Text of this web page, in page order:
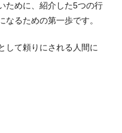
ために、紹介した5つの行
るための第一歩です。
して頼りにされる人間に